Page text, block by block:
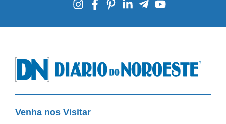
Venha nos Visitar